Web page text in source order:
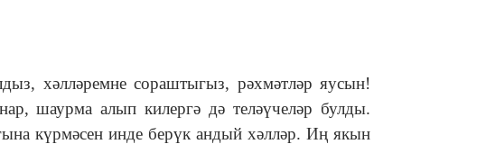
хәлләремне сораштыгыз, рәхмәтләр яусын!
шаурма алып килергә дә теләүчеләр булды.
күрмәсен инде берүк андый хәлләр. Иң якын